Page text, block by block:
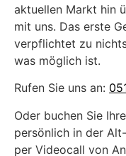
aktuellen Markt hin
mit uns. Das erste
verpflichtet zu
was möglich ist.
Rufen Sie uns an:
Oder buchen Sie
persönlich in der
per Videocall von